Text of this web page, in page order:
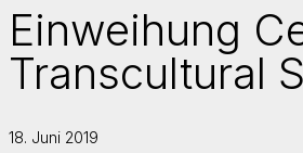
Einweihung
Transcultural
18. Juni 2019